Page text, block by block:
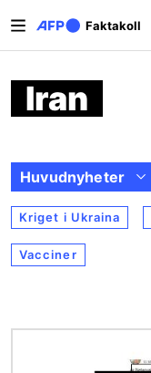
Faktakoll
Iran
Huvudnyheter
Kriget i Ukraina
Vacciner